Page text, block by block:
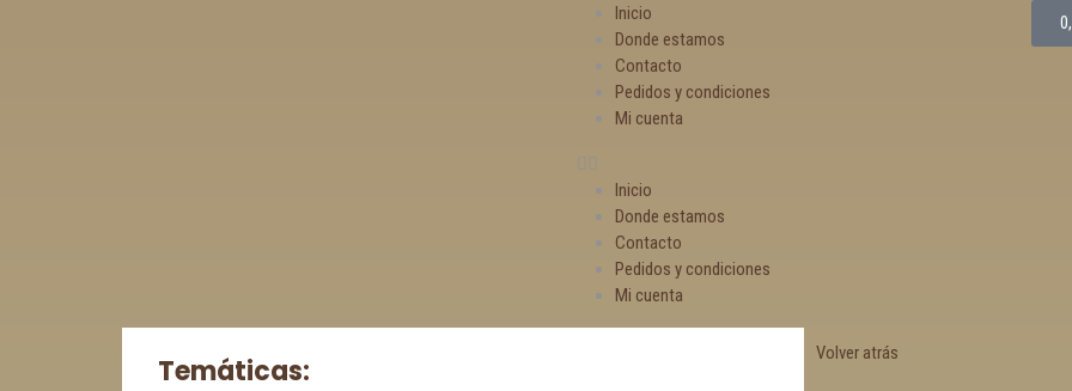
Inicio
Donde estamos
Contacto
Pedidos y condiciones
Mi cuenta
Inicio
Donde estamos
Contacto
Pedidos y condiciones
Mi cuenta
Temáticas: Volver atrás